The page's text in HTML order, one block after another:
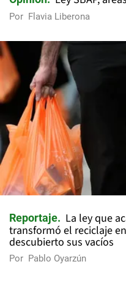
Por Flavia Liberona
Reportaje
La ley que
transformó el reciclaje
descubierto sus vacíos
Por Pablo Oyarzún